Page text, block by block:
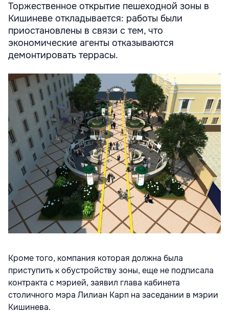
Торжественное открытие пешеходной зоны в
Кишиневе откладывается: работы были
приостановлены в связи с тем, что
экономические агенты отказываются
демонтировать террасы.
Кроме того, компания которая должна была
приступить к обустройству зоны, еще не подписала
контракта с мэрией, заявил глава кабинета
столичного мэра Лилиан Карп на заседании в мэрии
Кишинева.